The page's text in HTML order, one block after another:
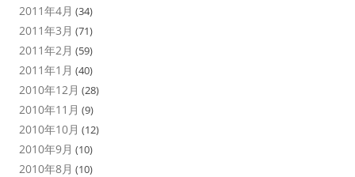
2011年4月 (34)
2011年3月 (71)
2011年2月 (59)
2011年1月 (40)
2010年12月 (28)
2010年11月 (9)
2010年10月 (12)
2010年9月 (10)
2010年8月 (10)